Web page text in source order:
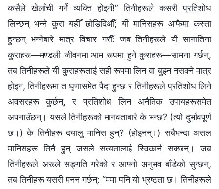
कसैले खेलाँची गर्ने व्यक्ति होइनँ!” तिनीहरूले कसरी प्रतिशोध
लिन्छन् भन्‍ने कुरा यहीँ छोडिदिऔँ; यी मानिसहरू आफैमा कस्ता
हुन्छन् भन्‍नेबारे मात्र विचार गरौँ: जब तिनीहरूले यी सानातिना
कुराहरू—मण्डली जीवनमा आम रूपमा हुने कुराहरू—सामना गर्छन्,
तब तिनीहरूले यी कुराहरूलाई सही रूपमा लिन वा बुझ्न नसक्‍ने मात्र
होइन, तिनीहरूमा त घृणासमेत पैदा हुन्छ र तिनीहरूले प्रतिशोध लिने
अवसरहरू कुर्छन्, र प्रतिशोध लिन अनैतिक उपायहरूसमेत
अपनाउँछन्। यसले तिनीहरूको मानवताबारे के भन्छ? (त्यो दुर्भावपूर्ण
छ।) के तिनीहरू दयालु मानिस हुन्? (होइनन्।) सबैभन्दा असल
मानिसहरू तिनै हुन् जसले सत्यतालाई स्विकार्न सक्छन्। जब
तिनीहरूले अरूले सङ्गति गरेको र आफ्नो अनुभव बाँडेको सुन्छन्,
तब तिनीहरू यसरी मनन गर्छन्: “ममा पनि यो भ्रष्टता छ। तिनीहरूले